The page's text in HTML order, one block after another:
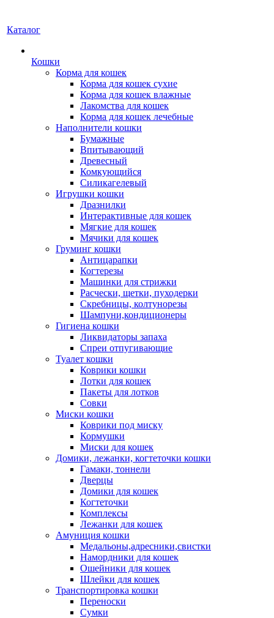
Каталог
Кошки
Корма для кошек
Корма для кошек сухие
Корма для кошек влажные
Лакомства для кошек
Корма для кошек лечебные
Наполнители кошки
Бумажные
Впитывающий
Древесный
Комкующийся
Силикагелевый
Игрушки кошки
Дразнилки
Интерактивные для кошек
Мягкие для кошек
Мячики для кошек
Груминг кошки
Антицарапки
Когтерезы
Машинки для стрижки
Расчески, щетки, пуходерки
Скребницы, колтунорезы
Шампуни,кондиционеры
Гигиена кошки
Ликвидаторы запаха
Спреи отпугивающие
Туалет кошки
Коврики кошки
Лотки для кошек
Пакеты для лотков
Совки
Миски кошки
Коврики под миску
Кормушки
Миски для кошек
Домики, лежанки, когтеточки кошки
Гамаки, тоннели
Дверцы
Домики для кошек
Когтеточки
Комплексы
Лежанки для кошек
Амуниция кошки
Медальоны,адресники,свистки
Намордники для кошек
Ошейники для кошек
Шлейки для кошек
Транспортировка кошки
Переноски
Сумки